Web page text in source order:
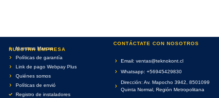
NUESTRA EMPRESA
Nuestras Marcas
Políticas de garantía
Link de pago Webpay Plus
Quiénes somos
Políticas de envió
Registro de instaladores
CONTÁCTATE CON NOSOTROS
Email: ventas@teknokont.cl
Whatsapp: +56945429830
Dirección: Av. Mapocho 3942, 8501099
Quinta Normal, Región Metropolitana